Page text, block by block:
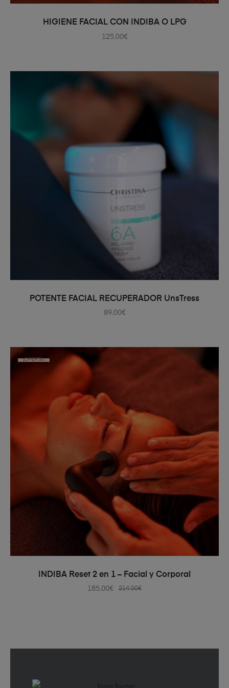
AÑADIR AL CARRITO
HIGIENE FACIAL CON INDIBA O LPG
125.00€
AÑADIR AL CARRITO
POTENTE FACIAL RECUPERADOR UnsTress
89.00€
¡OFERTA!
AÑADIR AL CARRITO
INDIBA Reset 2 en 1 – Facial y Corporal
214.00€
185.00€